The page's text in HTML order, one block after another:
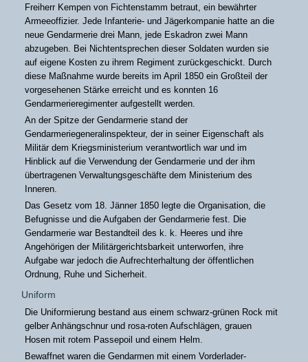
Freiherr Kempen von Fichtenstamm betraut, ein bewährter
Armeeoffizier. Jede Infanterie- und Jägerkompanie hatte an die
neue Gendarmerie drei Mann, jede Eskadron zwei Mann
abzugeben. Bei Nichtentsprechen dieser Soldaten wurden sie
auf eigene Kosten zu ihrem Regiment zurückgeschickt. Durch
diese Maßnahme wurde bereits im April 1850 ein Großteil der
vorgesehenen Stärke erreicht und es konnten 16
Gendarmerieregimenter aufgestellt werden.
An der Spitze der Gendarmerie stand der
Gendarmeriegeneralinspekteur, der in seiner Eigenschaft als
Militär dem Kriegsministerium verantwortlich war und im
Hinblick auf die Verwendung der Gendarmerie und der ihm
übertragenen Verwaltungsgeschäfte dem Ministerium des
Inneren.
Das Gesetz vom 18. Jänner 1850 legte die Organisation, die
Befugnisse und die Aufgaben der Gendarmerie fest. Die
Gendarmerie war Bestandteil des k. k. Heeres und ihre
Angehörigen der Militärgerichtsbarkeit unterworfen, ihre
Aufgabe war jedoch die Aufrechterhaltung der öffentlichen
Ordnung, Ruhe und Sicherheit.
Uniform
Die Uniformierung bestand aus einem schwarz-grünen Rock mit
gelber Anhängschnur und rosa-roten Aufschlägen, grauen
Hosen mit rotem Passepoil und einem Helm.
Bewaffnet waren die Gendarmen mit einem Vorderlader-